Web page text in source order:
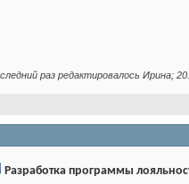
раз редактировалось Иринa;
Разработка программы